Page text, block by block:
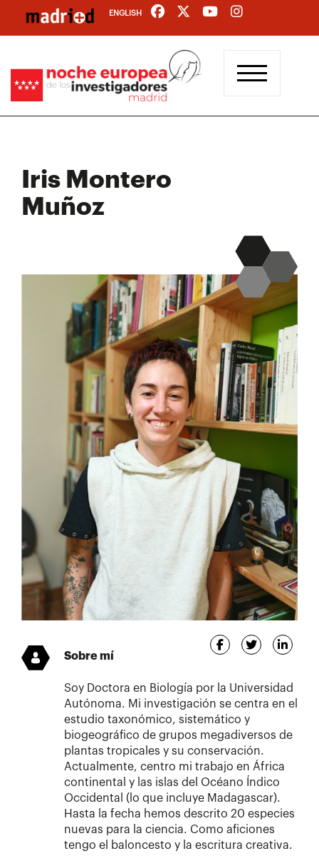
contenido
ENGLISH
Iris Montero
Muñoz
Sobre mí
Soy Doctora en Biología por la Universidad
Autónoma. Mi investigación se centra en el
estudio taxonómico, sistemático y
biogeográfico de grupos megadiversos de
plantas tropicales y su conservación.
Actualmente, centro mi trabajo en África
continental y las islas del Océano Índico
Occidental (lo que incluye Madagascar).
Hasta la fecha hemos descrito 20 especies
nuevas para la ciencia. Como aficiones
tengo el baloncesto y la escritura creativa.